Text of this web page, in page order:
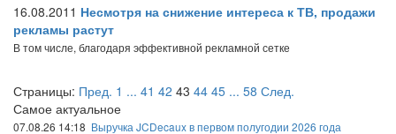
16.08.2011 Несмотря на снижение интереса к ТВ, продажи
рекламы растут
В том числе, благодаря эффективной рекламной сетке
Страницы: Пред. 1 ... 41 42 43 44 45 ... 58 След.
Самое актуальное
07.08.26 14:18 Выручка JCDecaux в первом полугодии 2026 года